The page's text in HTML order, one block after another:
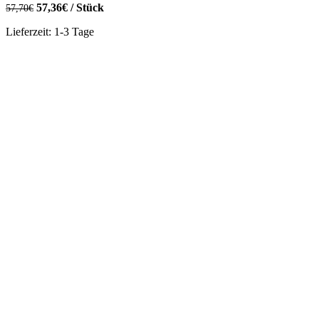
57,70€ 57,36€ /Stück
Lieferzeit: 1-3 Tage